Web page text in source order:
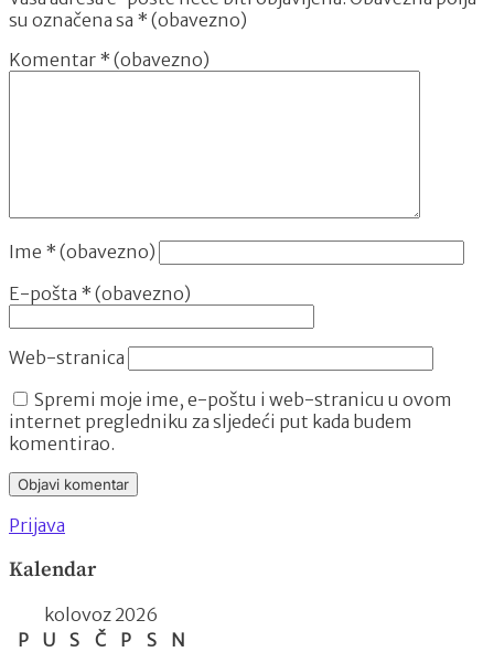
su označena sa * (obavezno)
Komentar * (obavezno)
Ime * (obavezno)
E-pošta * (obavezno)
Web-stranica
Spremi moje ime, e-poštu i web-stranicu u ovom
internet pregledniku za sljedeći put kada budem
komentirao.
Prijava
Kalendar
kolovoz 2026
P
U S Č P S
N